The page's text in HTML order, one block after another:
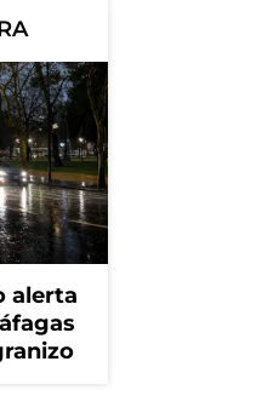
alerta